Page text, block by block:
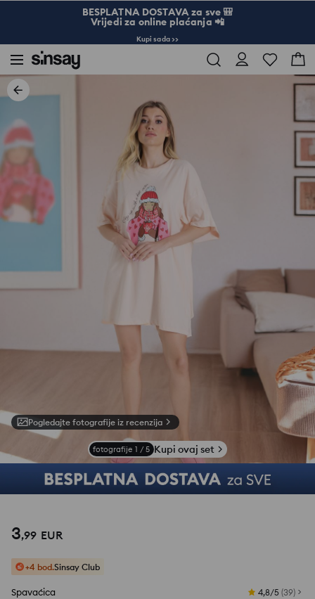
BESPLATNA DOSTAVA za sve 🎒
Vrijedi za online plaćanja 📲
Kupi sada >>
Pogledajte fotografije iz recenzija
fotografije 1 / 5 Kupi ovaj set
3,99 EUR
+4 bod.Sinsay Club
Spavaćica 4,8/5 (39)